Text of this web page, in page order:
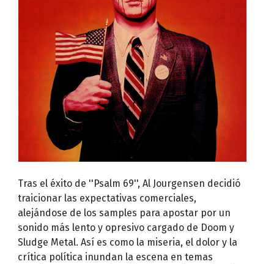
Tras el éxito de ''Psalm 69'', Al Jourgensen decidió
traicionar las expectativas comerciales,
alejándose de los samples para apostar por un
sonido más lento y opresivo cargado de Doom y
Sludge Metal. Así es como la miseria, el dolor y la
crítica política inundan la escena en temas